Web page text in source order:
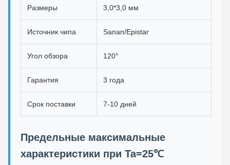
Размеры 3,0*3,0 мм
Источник чипа Sanan/Epistar
Угол обзора 120°
Гарантия 3 года
Срок поставки 7-10 дней
Предельные максимальные
характеристики при Ta=25℃